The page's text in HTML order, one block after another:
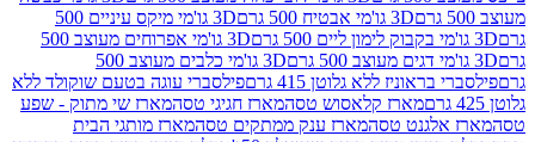
3D גו'מי אבטיח 500 גרם
3D גו'מי מיקס עיניים 500
3D גו'מי אפרוחים מעוצב 500
3D גו'מי כלבים מעוצב 500
ללא גלוטן 415 גרם
פילסברי עוגה בטעם שוקולד ללא
מארז קלאסוש טסהמארז חגיגי טסהמארז שי מתוק - שפע
טסה מארז ענק ממתקים טסהמארז מותגי הבית